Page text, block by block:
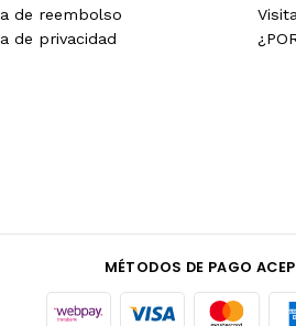
de reembolso
de privacidad
MÉTODOS DE PAGO